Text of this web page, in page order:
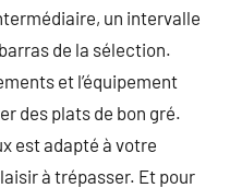
un intervalle
de la sélection.
et l’équipement
des plats de bon gré.
est adapté à votre
à trépasser. Et pour